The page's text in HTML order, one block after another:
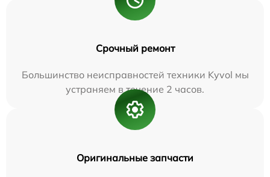
Срочный ремонт
Большинство неисправностей техники Kyvol мы
устраняем в течение 2 часов.
Оригинальные запчасти